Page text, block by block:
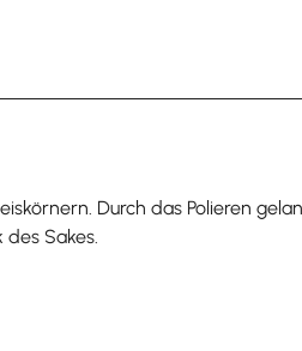
Durch das Polieren
Sakes.